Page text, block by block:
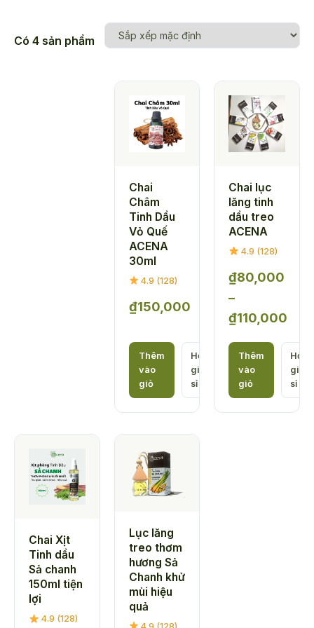
Có 4 sản phẩm
Chai
Châm
Tinh Dầu
Vỏ Quế
ACENA
30ml
4.9 (128)
₫150,000
Thêm
vào
giỏ
Hỏi
giá
sỉ
Chai lục
lăng tinh
dầu treo
ACENA
4.9 (128)
₫80,000
–
₫110,000
giá:
từ
₫80,000
đến
Thêm
vào
giỏ
Hỏi
giá
sỉ
Chai Xịt
Tinh dầu
Sả chanh
150ml tiện
lợi
4.9 (128)
Lục lăng
treo thơm
hương Sả
Chanh khử
mùi hiệu
quả